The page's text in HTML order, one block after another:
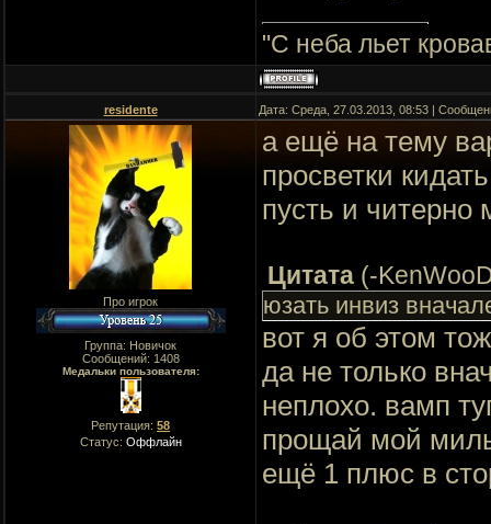
"C неба льет
residente Дата: Среда, 27.03.2013, 08:53 |
Про игрок
Группа: Новичок
Сообщений: 1408
Медальки пользователя:
Репутация: 58
Статус: Оффлайн
а ещё на тему
просветки
пусть и читерно
Цитата (-
юзать инвиз
вот я об этом
да не только
неплохо. вамп
прощай мой
ещё 1 плюс в